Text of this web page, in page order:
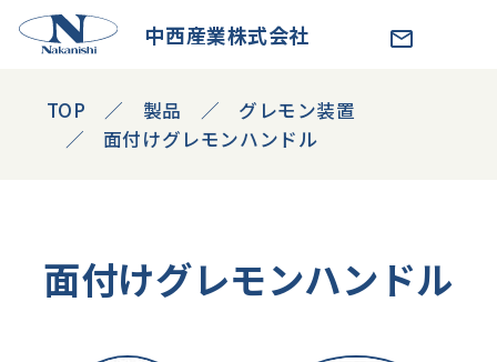
中西産業株式会社
TOP 製品
グレモン装置
面付けグレモンハンドル
面付けグレモンハンドル